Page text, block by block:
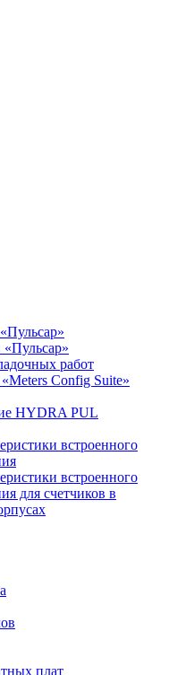
«Пульсар»
работ
Config Suite»
HYDRA PUL
встроенного
встроенного
для счетчиков в
плат